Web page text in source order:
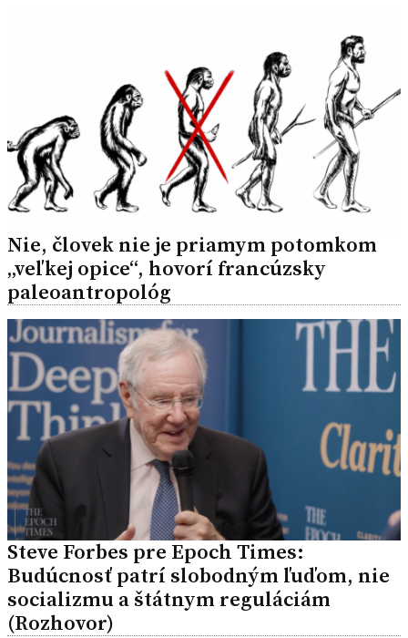
Nie, človek nie je priamym potomkom
„veľkej opice“, hovorí francúzsky
paleoantropológ
Steve Forbes pre Epoch Times:
Budúcnosť patrí slobodným ľuďom, nie
socializmu a štátnym reguláciám
(Rozhovor)